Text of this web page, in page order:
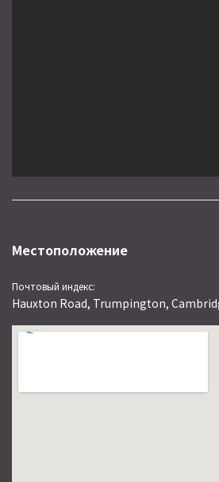
Местоположение
Почтовый индекс:
Hauxton Road, Trumpington,